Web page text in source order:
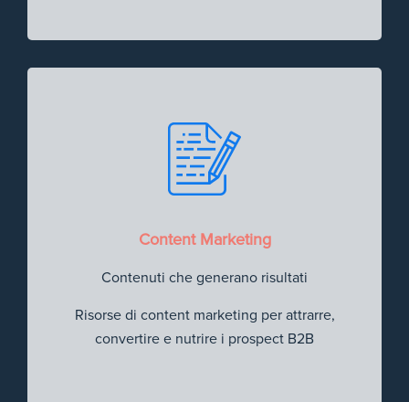
Content Marketing
Contenuti che generano risultati
Risorse di content marketing per attrarre,
convertire e nutrire i prospect B2B